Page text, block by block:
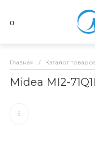
Главная / Каталог
Midea MI2-